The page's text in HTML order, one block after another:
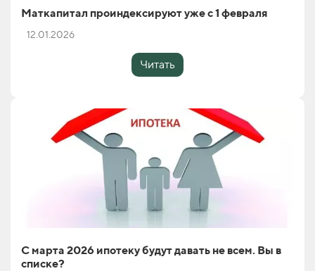
Маткапитал проиндексируют уже с 1 февраля
12.01.2026
Читать
С марта 2026 ипотеку будут давать не всем. Вы в
списке?